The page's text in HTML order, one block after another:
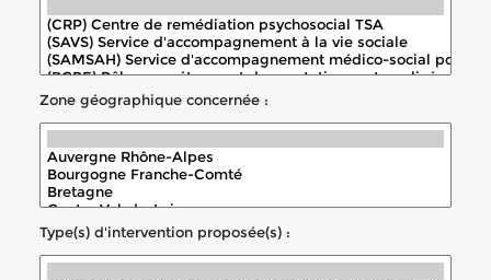
Zone géographique concernée :
Type(s) d'intervention proposée(s) :